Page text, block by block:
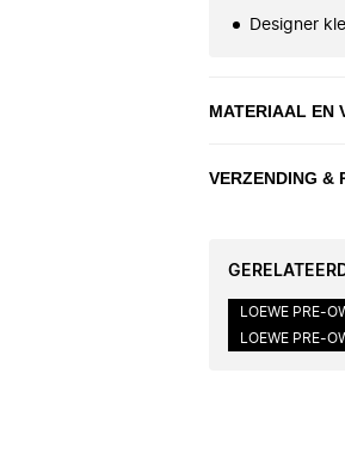
Designer
MATERIAAL EN
VERZENDING &
LOEWE PRE-
LOEWE PRE-